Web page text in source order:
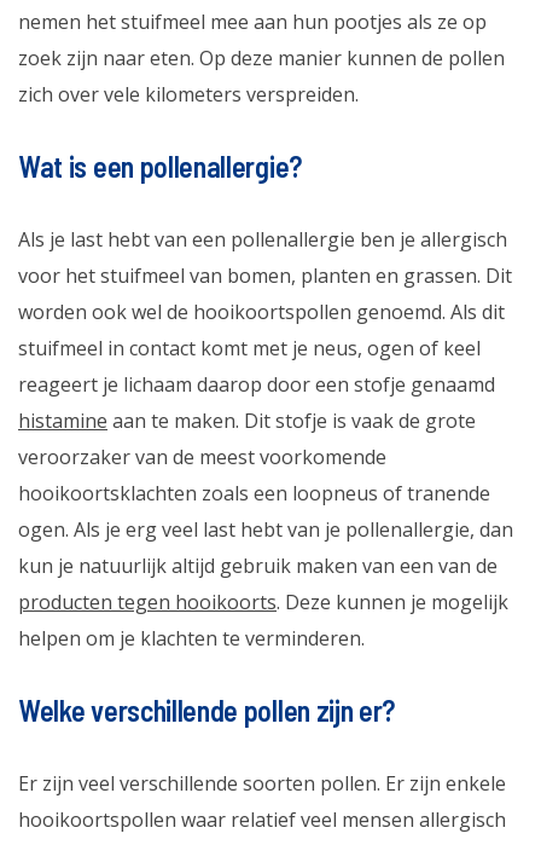
nemen het stuifmeel mee aan hun pootjes als ze op
zoek zijn naar eten. Op deze manier kunnen de pollen
zich over vele kilometers verspreiden.
Wat is een pollenallergie?
Als je last hebt van een pollenallergie ben je allergisch
voor het stuifmeel van bomen, planten en grassen. Dit
worden ook wel de hooikoortspollen genoemd. Als dit
stuifmeel in contact komt met je neus, ogen of keel
reageert je lichaam daarop door een stofje genaamd
histamine aan te maken. Dit stofje is vaak de grote
veroorzaker van de meest voorkomende
hooikoortsklachten zoals een loopneus of tranende
ogen. Als je erg veel last hebt van je pollenallergie, dan
kun je natuurlijk altijd gebruik maken van een van de
producten tegen hooikoorts. Deze kunnen je mogelijk
helpen om je klachten te verminderen.
Welke verschillende pollen zijn er?
Er zijn veel verschillende soorten pollen. Er zijn enkele
hooikoortspollen waar relatief veel mensen allergisch